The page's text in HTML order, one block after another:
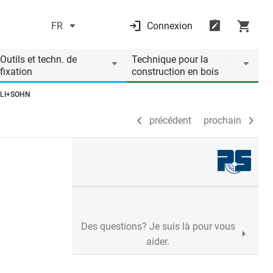
FR Connexion
Outils et techn. de
fixation
Technique pour la
construction en bois
précédent prochain
précédent prochain
Des questions? Je suis là pour vous
aider.